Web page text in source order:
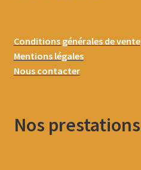
Conditions générales de vente
Mentions légales
Nous contacter
Nos prestations